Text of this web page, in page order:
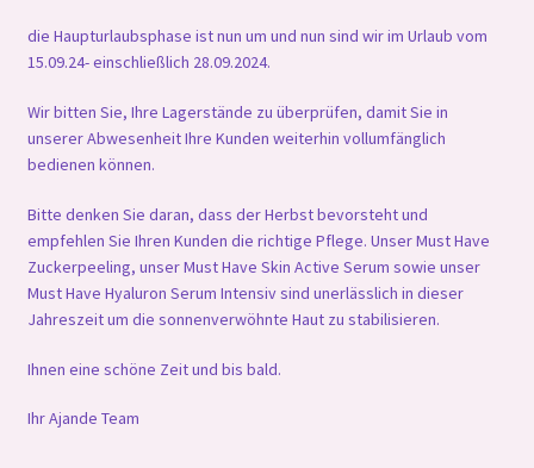
die Haupturlaubsphase ist nun um und nun sind wir im Urlaub vom
15.09.24- einschließlich 28.09.2024.
Wir bitten Sie, Ihre Lagerstände zu überprüfen, damit Sie in
unserer Abwesenheit Ihre Kunden weiterhin vollumfänglich
bedienen können.
Bitte denken Sie daran, dass der Herbst bevorsteht und
empfehlen Sie Ihren Kunden die richtige Pflege. Unser Must Have
Zuckerpeeling, unser Must Have Skin Active Serum sowie unser
Must Have Hyaluron Serum Intensiv sind unerlässlich in dieser
Jahreszeit um die sonnenverwöhnte Haut zu stabilisieren.
Ihnen eine schöne Zeit und bis bald.
Ihr Ajande Team